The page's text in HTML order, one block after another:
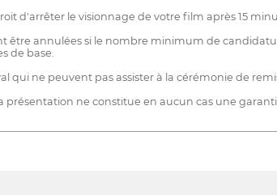
d'arrêter le visionnage de votre film après 15
être annulées si le nombre minimum de
de base.
qui ne peuvent pas assister à la cérémonie de
présentation ne constitue en aucun cas une